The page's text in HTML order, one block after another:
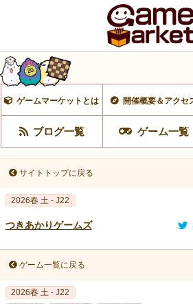
ゲームマーケットとは 開催概要＆アクセ
ブログ一覧 ゲーム一覧
サイトトップに戻る
2026春 土 - J22
つきあかりゲームズ
ゲーム一覧に戻る
2026春 土 - J22